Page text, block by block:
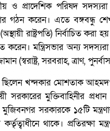
ও প্রাদেশিক পরিষদ
গঠন করেন। এতে বঙ্গবন্ধু
রাষ্ট্রপতি) নির্বাচিত
করেন। মন্ত্রিসভার অন্য
(স্বরাষ্ট্র, সরবরাহ, ত্রাণ,
ছিলেন খন্দকার মোশতাক
সরকারের মুক্তিবাহিনীর
সরকারকে ১৫টি
থাকে। প্রতিরক্ষা